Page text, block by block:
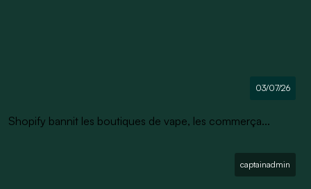
03/07/26
Shopify bannit les boutiques de vape, les commerça...
captainadmin